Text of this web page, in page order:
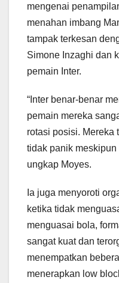
mengenai
menahan imbang
tampak terkesan
Simone Inzaghi dan
pemain Inter.
“Inter benar-benar
pemain mereka
rotasi posisi. Mereka
tidak panik
ungkap Moyes.
Ia juga menyoroti
ketika tidak
menguasai bola,
sangat kuat dan
menempatkan
menerapkan low